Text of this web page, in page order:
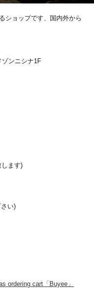
ショップです、国内外から
ゾンニシナ1F
ます)
い)
ordering cart「Buyee」